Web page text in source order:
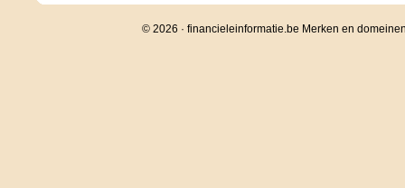
© 2026 · financieleinformatie.be Merken en